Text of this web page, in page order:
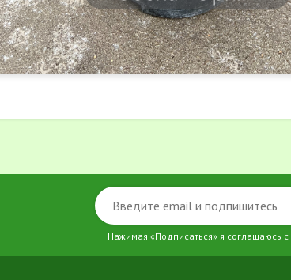
Нажимая «Подписаться» я соглашаюсь с